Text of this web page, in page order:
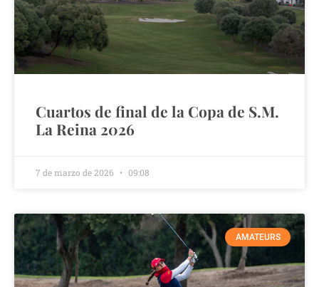
Cuartos de final de la Copa de S.M.
La Reina 2026
7 de marzo de 2026 09:08
AMATEURS